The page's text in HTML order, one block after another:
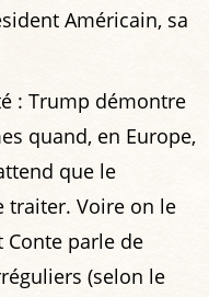
Américain, sa
: Trump démontre
quand, en Europe,
que le
traiter. Voire on le
Conte parle de
(selon le